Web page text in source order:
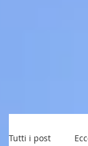
Tutti i post